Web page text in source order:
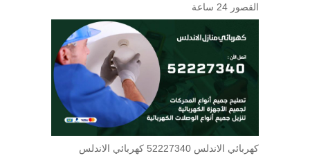
القصور 24 ساعة
كهربائي الاندلس 52227340 كهربائي الاندلس